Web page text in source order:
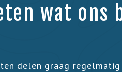
wat ons
delen graag regelmatig